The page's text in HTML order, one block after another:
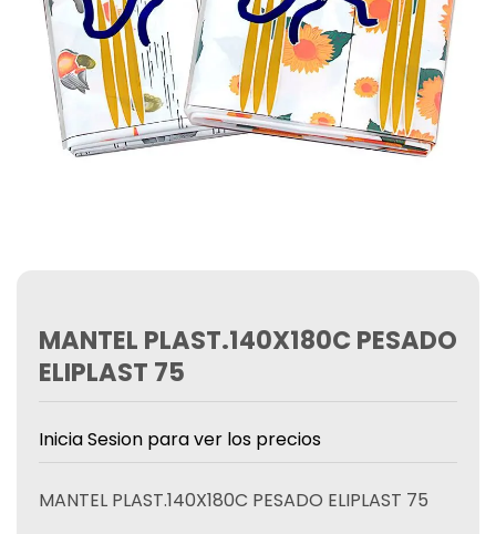
MANTEL PLAST.140X180C PESADO
ELIPLAST 75
Inicia Sesion para ver los precios
MANTEL PLAST.140X180C PESADO ELIPLAST 75